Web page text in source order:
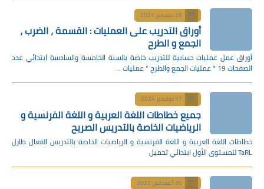
26 ديسمبر 2021
أوراق التدريب على العمليات : القسمة ، الضرب ،
الجمع و الطرح
أوراق عمل عمليات حسابية للتدريب خاصة بالسنة الخامسة والسادسة ابتدائي عدد
الصفحات 19 * عمليات الجمع والطرح * عمليات …
17 نوفمبر 2024
جميع خطاطات اللغة العربية و اللغة الفرنسية و
الرياضيات الخاصة بالتدريس الصريح
خطاطات اللغة العربية و اللغة الفرنسية و الرياضيات الخاصة بالتدريس الفعال طارل
TaRL للمستوى الأول ابتدائي تحميل
26 أغسطس 2022